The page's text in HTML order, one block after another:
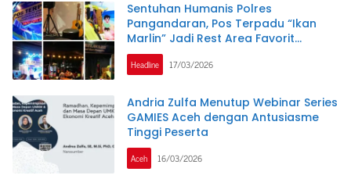
Sentuhan Humanis Polres
Pangandaran, Pos Terpadu “Ikan
Marlin” Jadi Rest Area Favorit
Pemudik
Headline 17/03/2026
Andria Zulfa Menutup Webinar Series
GAMIES Aceh dengan Antusiasme
Tinggi Peserta
Aceh 16/03/2026